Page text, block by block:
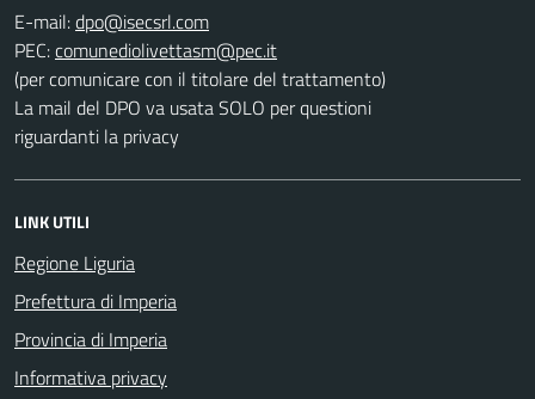
E-mail:
PEC:
(per comunicare con il titolare del trattamento)
La mail del DPO va usata SOLO per questioni
riguardanti la privacy
LINK UTILI
Regione Liguria
Prefettura di Imperia
Provincia di Imperia
Informativa privacy